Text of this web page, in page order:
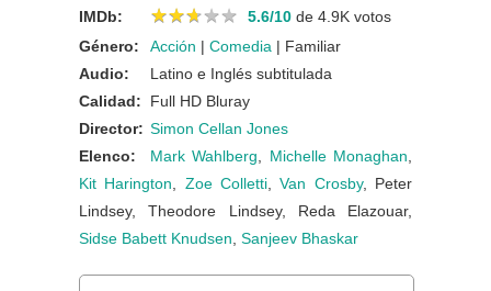
IMDb:
★★★★★
★★★★★ 5.6/10 de 4.9K votos
Género:
Acción | Comedia | Familiar
Audio:
Latino e Inglés subtitulada
Calidad:
Full HD Bluray
Director: Simon Cellan Jones
Elenco:
Mark Wahlberg Michelle Monaghan
Kit Harington
Zoe Colletti ,Van Crosby, Peter
Lindsey, Theodore Lindsey, Reda Elazouar,
Sidse Babett Knudsen Sanjeev Bhaskar